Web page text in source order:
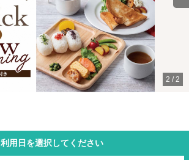
2 /2
利用日を選択してください